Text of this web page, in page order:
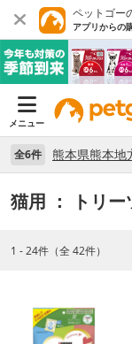
ペットゴー
アプリからの
メニュー
全6件
猫用 ： トリー
1 - 24件（全 42件）